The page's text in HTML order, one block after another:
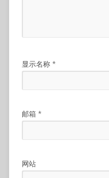
显示名称 *
邮箱 *
网站